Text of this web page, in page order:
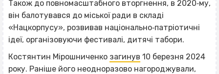
Також до повномасштабного вторгнення, в 2020‐му,
він балотувався до міської ради в складі
«Нацкорпусу», розвивав національно‐патріотичні
ідеї, організовуючи фестивалі, дитячі табори.
Костянтин Мірошниченко загинув 10 березня 2024
року. Раніше його неодноразово нагороджували,